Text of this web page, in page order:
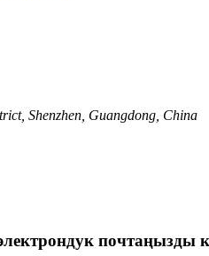
Shenzhen, Guangdong, China